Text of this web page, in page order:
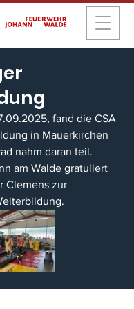
fand die CSA
in Mauerkirchen
nahm daran teil.
am Walde gratuliert
Clemens zur